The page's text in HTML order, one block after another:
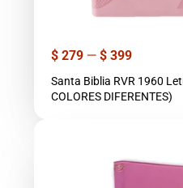
Precio
$ 279 — $ 399
Santa Biblia RVR 1960
COLORES DIFERENTES)